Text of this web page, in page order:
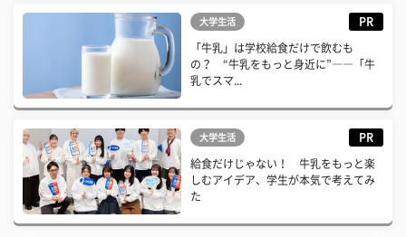
大学生活 PR
「牛乳」は学校給食だけで飲むも
の？ “牛乳をもっと身近に”――「牛
乳でスマ...
大学生活 PR
給食だけじゃない！ 牛乳をもっと楽
しむアイデア、学生が本気で考えてみ
た